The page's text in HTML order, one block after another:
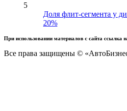
5
Доля флит-сегмента у
20%
При использовании материалов с сайта ссылка
Все права защищены ©